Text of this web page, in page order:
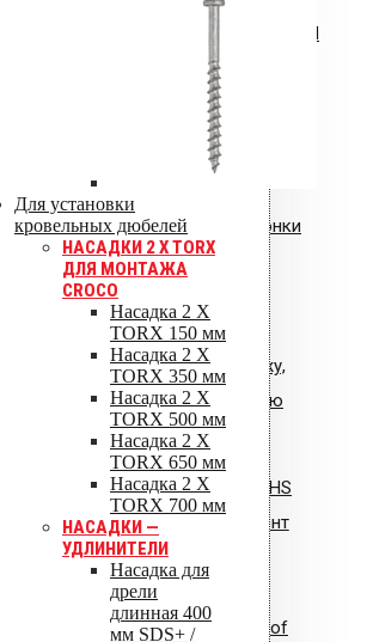
Для установки
кровельных дюбелей
НАСАДКИ 2 X TORX
ДЛЯ МОНТАЖА
CROCO
Насадка 2 X
TORX 150 мм
Насадка 2 X
TORX 350 мм
Насадка 2 X
TORX 500 мм
Насадка 2 X
TORX 650 мм
Насадка 2 X
TORX 700 мм
НАСАДКИ —
УДЛИНИТЕЛИ
Насадка для
дрели
длинная 400
мм SDS+ /
Инструкция по монтажу VILPE RoofSeal
Инструкция: Vilpe Velco плиточный
Инструкция: водосточные воронки
Vilpe AM
Общая инструкция по монтажу,
эксплуатации и обслуживанию
VIPLE.pdf
Инструкция по монтажу: Vilpe HS
Huopa/State проходной элемент
Инструкция по монтажу: Uniroof